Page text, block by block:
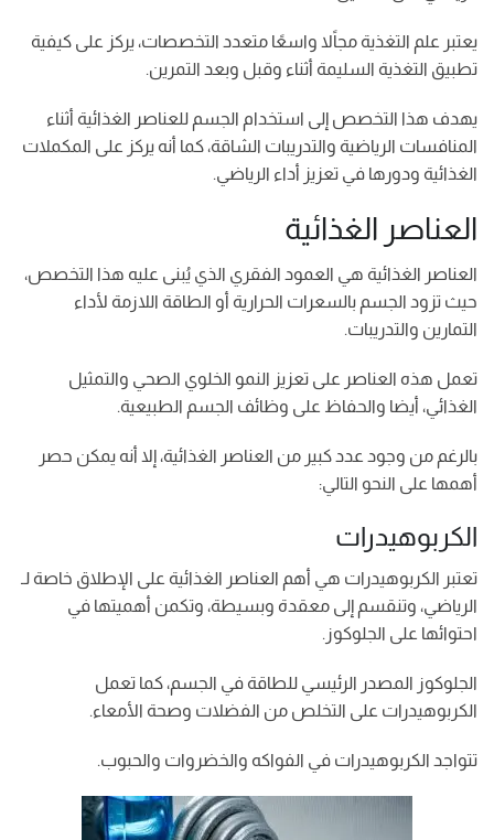
يعتبر علم التغذية مجاًلا واسعًا متعدد التخصصات، يركز على كيفية
تطبيق التغذية السليمة أثناء وقبل وبعد التمرين.
يهدف هذا التخصص إلى استخدام الجسم للعناصر الغذائية أثناء
المنافسات الرياضية والتدريبات الشاقة، كما أنه يركز على المكملات
الغذائية ودورها في تعزيز أداء الرياضي.
العناصر الغذائية
العناصر الغذائية هي العمود الفقري الذي يُبنى عليه هذا التخصص،
حيث تزود الجسم بالسعرات الحرارية أو الطاقة اللازمة لأداء
التمارين والتدريبات.
تعمل هذه العناصر على تعزيز النمو الخلوي الصحي والتمثيل
الغذائي، أيضا والحفاظ على وظائف الجسم الطبيعية.
بالرغم من وجود عدد كبير من العناصر الغذائية، إلا أنه يمكن حصر
أهمها على النحو التالي:
الكربوهيدرات
تعتبر الكربوهيدرات هي أهم العناصر الغذائية على الإطلاق خاصة لـ
الرياضي، وتنقسم إلى معقدة وبسيطة، وتكمن أهميتها في
احتوائها على الجلوكوز.
الجلوكوز المصدر الرئيسي للطاقة في الجسم، كما تعمل
الكربوهيدرات على التخلص من الفضلات وصحة الأمعاء.
تتواجد الكربوهيدرات في الفواكه والخضروات والحبوب.